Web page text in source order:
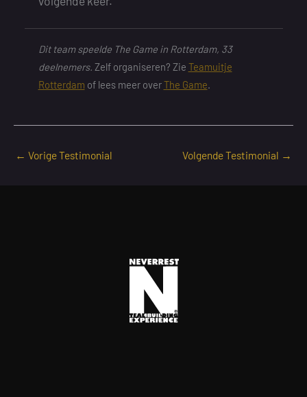
Dit team speelde The Game in Rotterdam, 33
deelnemers. Zelf organiseren? Zie Teamuitje
Rotterdam of lees meer overThe Game.
← Vorige Testimonial Volgende Testimonial →